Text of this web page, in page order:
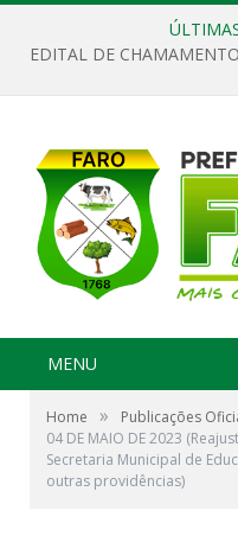
MENU
Home » Publicações
04 DE MAIO DE 2023
Secretaria Municipal de
outras providências)